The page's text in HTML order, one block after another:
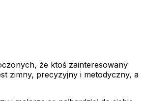
że ktoś zainteresowany
zimny, precyzyjny i metodyczny, a